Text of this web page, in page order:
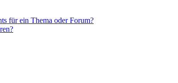
für ein Thema oder Forum?